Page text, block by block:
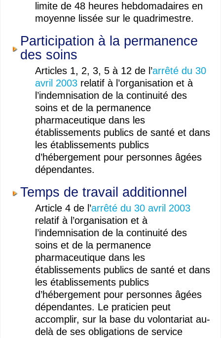
limite de 48 heures hebdomadaires en
moyenne lissée sur le quadrimestre.
Participation à la permanence
des soins
Articles 1, 2, 3, 5 à 12 de l’arrêté du 30
avril 2003 relatif à l’organisation et à
l’indemnisation de la continuité des
soins et de la permanence
pharmaceutique dans les
établissements publics de santé et dans
les établissements publics
d’hébergement pour personnes âgées
dépendantes.
Temps de travail additionnel
Article 4 de l’arrêté du 30 avril 2003
relatif à l’organisation et à
l’indemnisation de la continuité des
soins et de la permanence
pharmaceutique dans les
établissements publics de santé et dans
les établissements publics
d’hébergement pour personnes âgées
dépendantes. Le praticien peut
accomplir, sur la base du volontariat au-
delà de ses obligations de service